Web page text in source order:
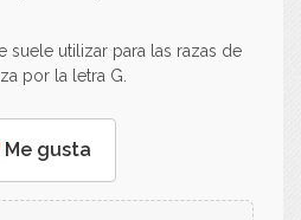
suele utilizar para las razas de
por la letra G.
Me gusta